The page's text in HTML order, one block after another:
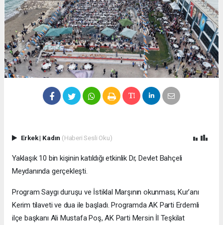
Erkek| Kadın (Haberi Sesli Oku)
Yaklaşık 10 bin kişinin katıldığı etkinlik Dr, Devlet Bahçeli
Meydanında gerçekleşti.
Program Saygı duruşu ve İstiklal Marşının okunması, Kur’anı
Kerim tilaveti ve dua ile başladı. Programda AK Parti Erdemli
ilçe başkanı Ali Mustafa Poş, AK Parti Mersin İl Teşkilat